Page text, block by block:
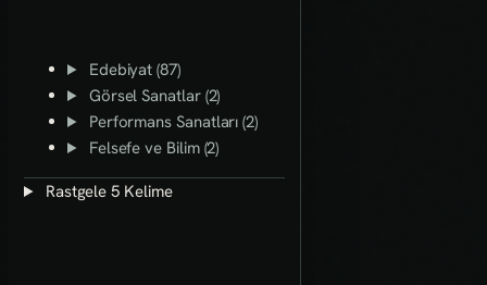
Edebiyat (87)
Görsel Sanatlar (2)
Performans Sanatları (2)
Felsefe ve Bilim (2)
Rastgele 5 Kelime